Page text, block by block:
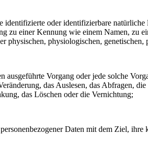
oder identifizierbare
zu einer Kennung wie einem Namen, zu
physiologischen,
Vorgang oder jede solche
das Auslesen, das Abfragen,
das Löschen oder die Vernichtung;
Daten mit dem Ziel, ihre